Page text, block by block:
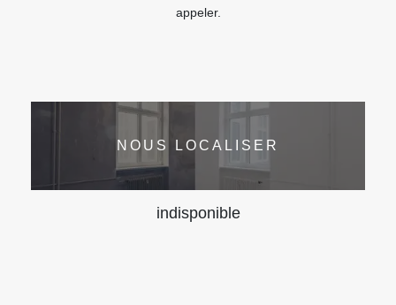
appeler.
NOUS LOCALISER
indisponible